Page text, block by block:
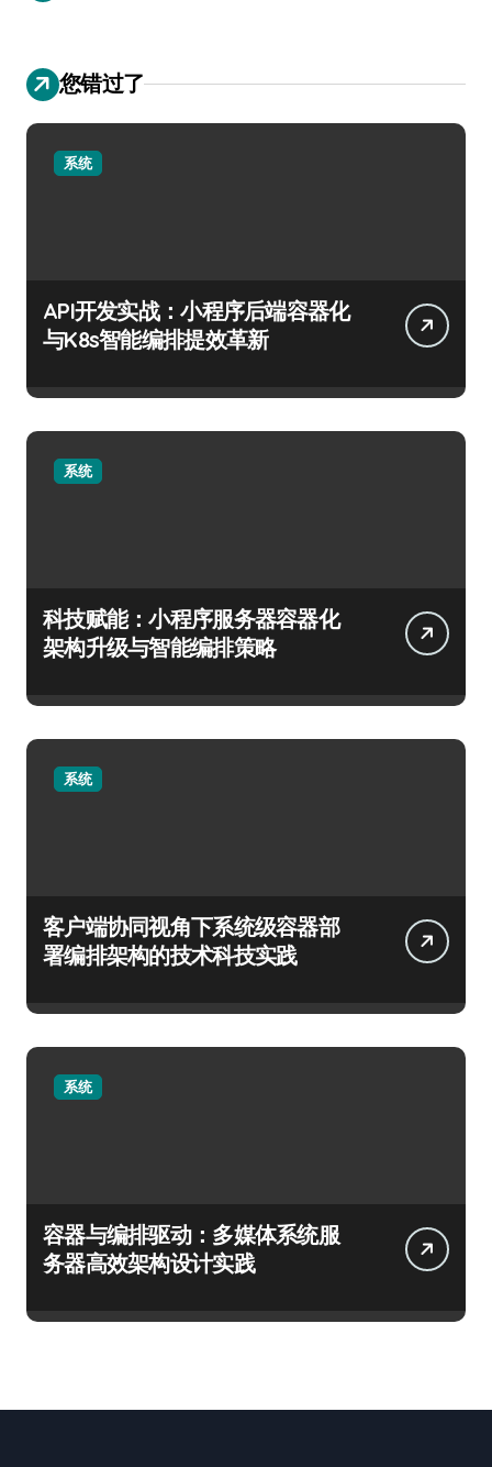
您错过了
系统
API开发实战：小程序后端容器化
与K8s智能编排提效革新
系统
科技赋能：小程序服务器容器化
架构升级与智能编排策略
系统
客户端协同视角下系统级容器部
署编排架构的技术科技实践
系统
容器与编排驱动：多媒体系统服
务器高效架构设计实践